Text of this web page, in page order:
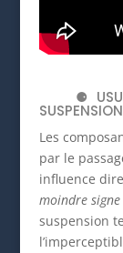
SUSPENSION
Les
par le
influence
moindre
suspension